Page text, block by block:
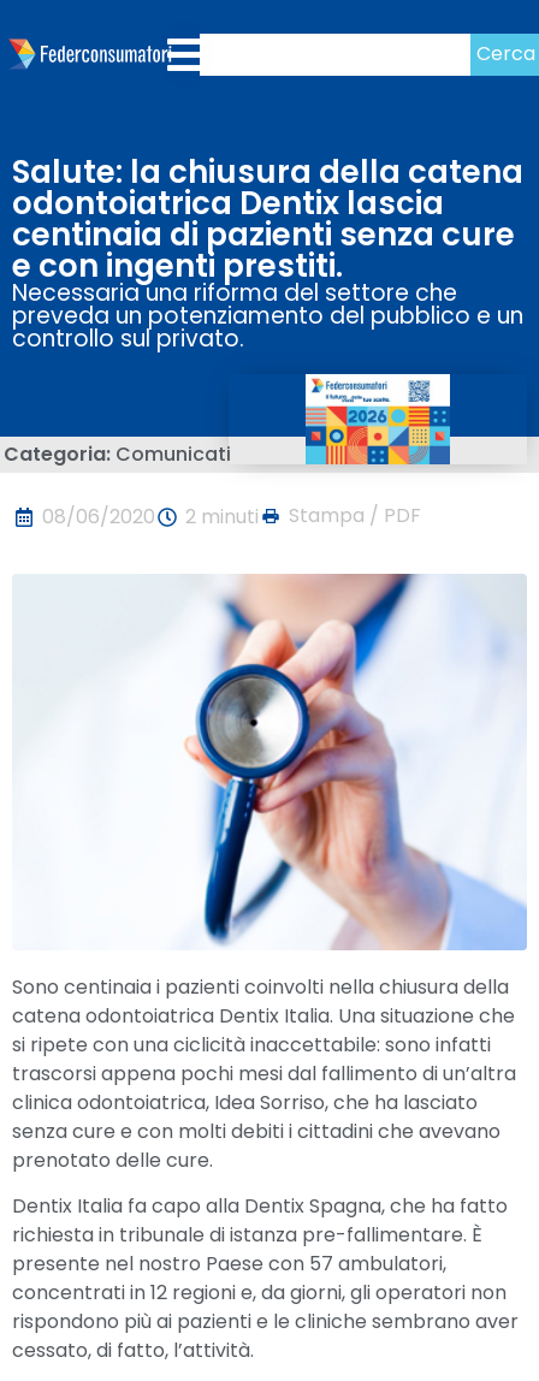
Cerca
Salute: la chiusura della catena
odontoiatrica Dentix lascia
centinaia di pazienti senza cure
e con ingenti prestiti.
Necessaria una riforma del settore che
preveda un potenziamento del pubblico e un
controllo sul privato.
Categoria: Comunicati
08/06/2020 2 minuti Stampa / PDF
Sono centinaia i pazienti coinvolti nella chiusura della
catena odontoiatrica Dentix Italia. Una situazione che
si ripete con una ciclicità inaccettabile: sono infatti
trascorsi appena pochi mesi dal fallimento di un’altra
clinica odontoiatrica, Idea Sorriso, che ha lasciato
senza cure e con molti debiti i cittadini che avevano
prenotato delle cure.
Dentix Italia fa capo alla Dentix Spagna, che ha fatto
richiesta in tribunale di istanza pre-fallimentare. È
presente nel nostro Paese con 57 ambulatori,
concentrati in 12 regioni e, da giorni, gli operatori non
rispondono più ai pazienti e le cliniche sembrano aver
cessato, di fatto, l’attività.